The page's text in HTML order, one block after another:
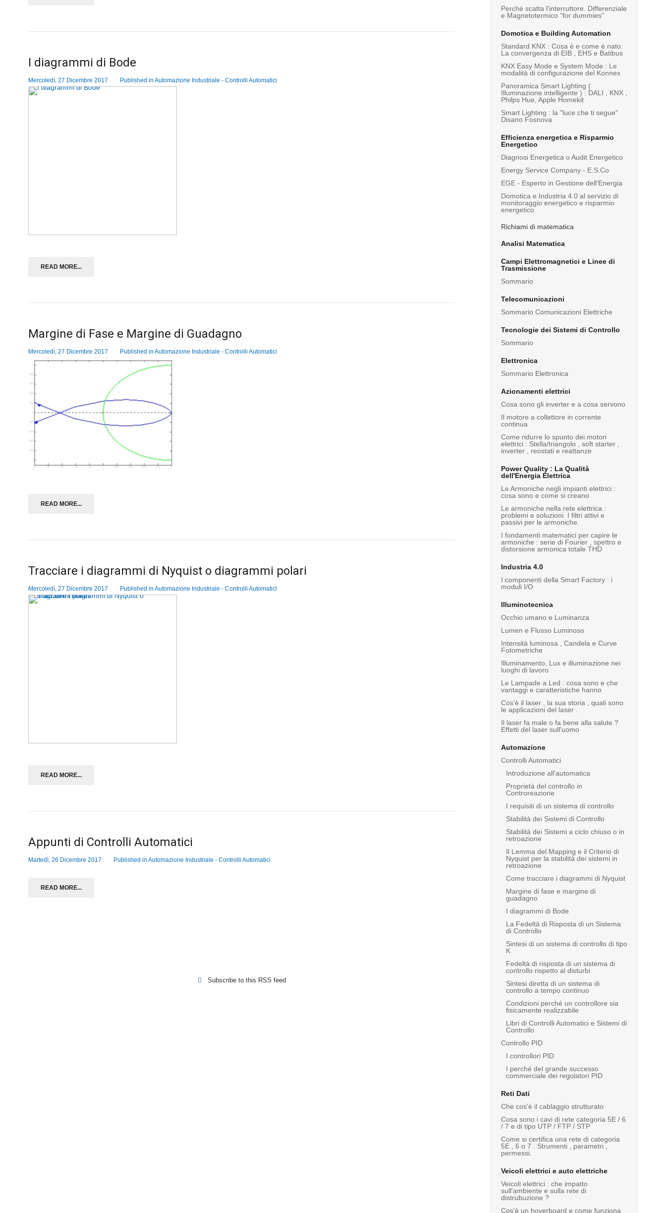
I diagrammi di Bode
Mercoledì, 27 Dicembre 2017 Published in Automazione Industriale - Controlli Automatici
READ MORE...
Margine di Fase e Margine di Guadagno
Mercoledì, 27 Dicembre 2017 Published in Automazione Industriale - Controlli Automatici
READ MORE...
Tracciare i diagrammi di Nyquist o diagrammi polari
Mercoledì, 27 Dicembre 2017 Published in Automazione Industriale - Controlli Automatici
READ MORE...
Appunti di Controlli Automatici
Martedì, 26 Dicembre 2017 Published in Automazione Industriale - Controlli Automatici
READ MORE...
Subscribe to this RSS feed
Perché scatta l'interruttore. Differenziale
e Magnetotermico "for dummies"
Domotica e Building Automation
Standard KNX : Cosa è e come è nato.
La convergenza di EIB , EHS e Batibus
KNX Easy Mode e System Mode : Le
modalità di configurazione del Konnex
Panoramica Smart Lighting (
Illuminazione intelligente ) : DALI , KNX ,
Philps Hue, Apple Homekit
Smart Lighting : la "luce che ti segue"
Disano Fosnova
Efficienza energetica e Risparmio
Energetico
Diagnosi Energetica o Audit Energetico
Energy Service Company - E.S.Co
EGE - Esperto in Gestione dell'Energia
Domotica e Industria 4.0 al servizio di
monitoraggio energetico e risparmio
energetico
Richiami di matematica
Analisi Matematica
Campi Elettromagnetici e Linee di
Trasmissione
Sommario
Telecomunicazioni
Sommario Comunicazioni Elettriche
Tecnologie dei Sistemi di Controllo
Sommario
Elettronica
Sommario Elettronica
Azionamenti elettrici
Cosa sono gli inverter e a cosa servono
Il motore a collettore in corrente
continua
Come ridurre lo spunto dei motori
elettrici : Stella/triangolo , soft starter ,
inverter , reostati e reattanze
Power Quality : La Qualità
dell'Energia Elettrica
Le Armoniche negli impianti elettrici :
cosa sono e come si creano
Le armoniche nella rete elettrica :
problemi e soluzioni. I filtri attivi e
passivi per le armoniche.
I fondamenti matematici per capire le
armoniche : serie di Fourier , spettro e
distorsione armonica totale THD
Industria 4.0
I componenti della Smart Factory : i
moduli I/O
Illuminotecnica
Occhio umano e Luminanza
Lumen e Flusso Luminoso
Intensità luminosa , Candela e Curve
Fotometriche
Illuminamento, Lux e illuminazione nei
luoghi di lavoro
Le Lampade a Led : cosa sono e che
vantaggi e caratteristiche hanno
Cos'è il laser , la sua storia , quali sono
le applicazioni del laser .
Il laser fa male o fa bene alla salute ?
Effetti del laser sull'uomo
Automazione
Controlli Automatici
Introduzione all'automatica
Proprietà del controllo in
Controreazione
I requisiti di un sistema di controllo
Stabilità dei Sistemi di Controllo
Stabilità dei Sistemi a ciclo chiuso o in
retroazione
Il Lemma del Mapping e il Criterio di
Nyquist per la stabilità dei sistemi in
retroazione
Come tracciare i diagrammi di Nyquist
Margine di fase e margine di
guadagno
I diagrammi di Bode
La Fedeltà di Risposta di un Sistema
di Controllo
Sintesi di un sistema di controllo di tipo
K
Fedeltà di risposta di un sistema di
controllo rispetto ai disturbi
Sintesi diretta di un sistema di
controllo a tempo continuo
Condizioni perché un controllore sia
fisicamente realizzabile
Libri di Controlli Automatici e Sistemi di
Controllo
Controllo PID
I controllori PID
I perché del grande successo
commerciale dei regolatori PID
Reti Dati
Che cos'è il cablaggio strutturato
Cosa sono i cavi di rete categoria 5E / 6
/ 7 e di tipo UTP / FTP / STP
Come si certifica una rete di categoria
5E , 6 o 7 . Strumenti , parametri ,
permessi.
Veicoli elettrici e auto elettriche
Veicoli elettrici : che impatto
sull'ambiente e sulla rete di
distrubuzione ?
Cos'è un hoverboard e come funziona